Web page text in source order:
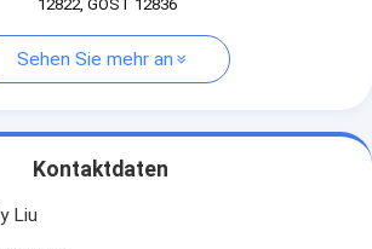
12822, GOST 12836
Sehen Sie mehr an
Kontaktdaten
Liu